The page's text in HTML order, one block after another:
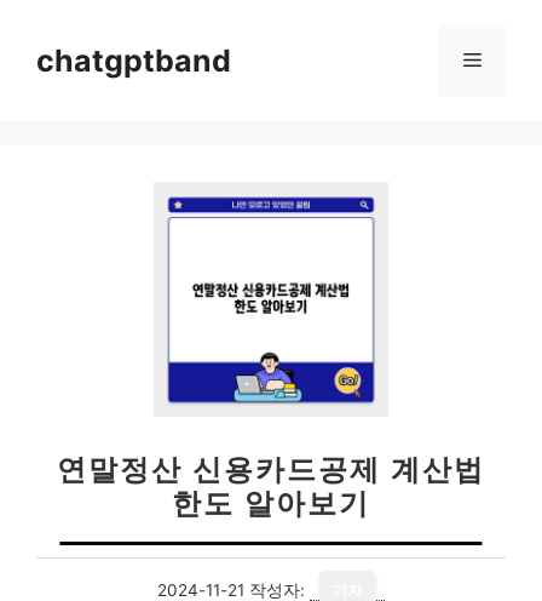
chatgptband 메
연말정산 신용카드공제 계산법
한도 알아보기
2024-11-21 작성자: